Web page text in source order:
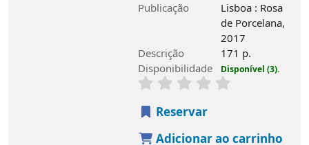
Publicação
Lisboa : Rosa
de Porcelana,
2017
Descrição
171 p.
Disponibilidade
Disponível (3).
Reservar
Adicionar ao carrinho